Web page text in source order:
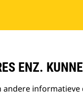
ENZ.